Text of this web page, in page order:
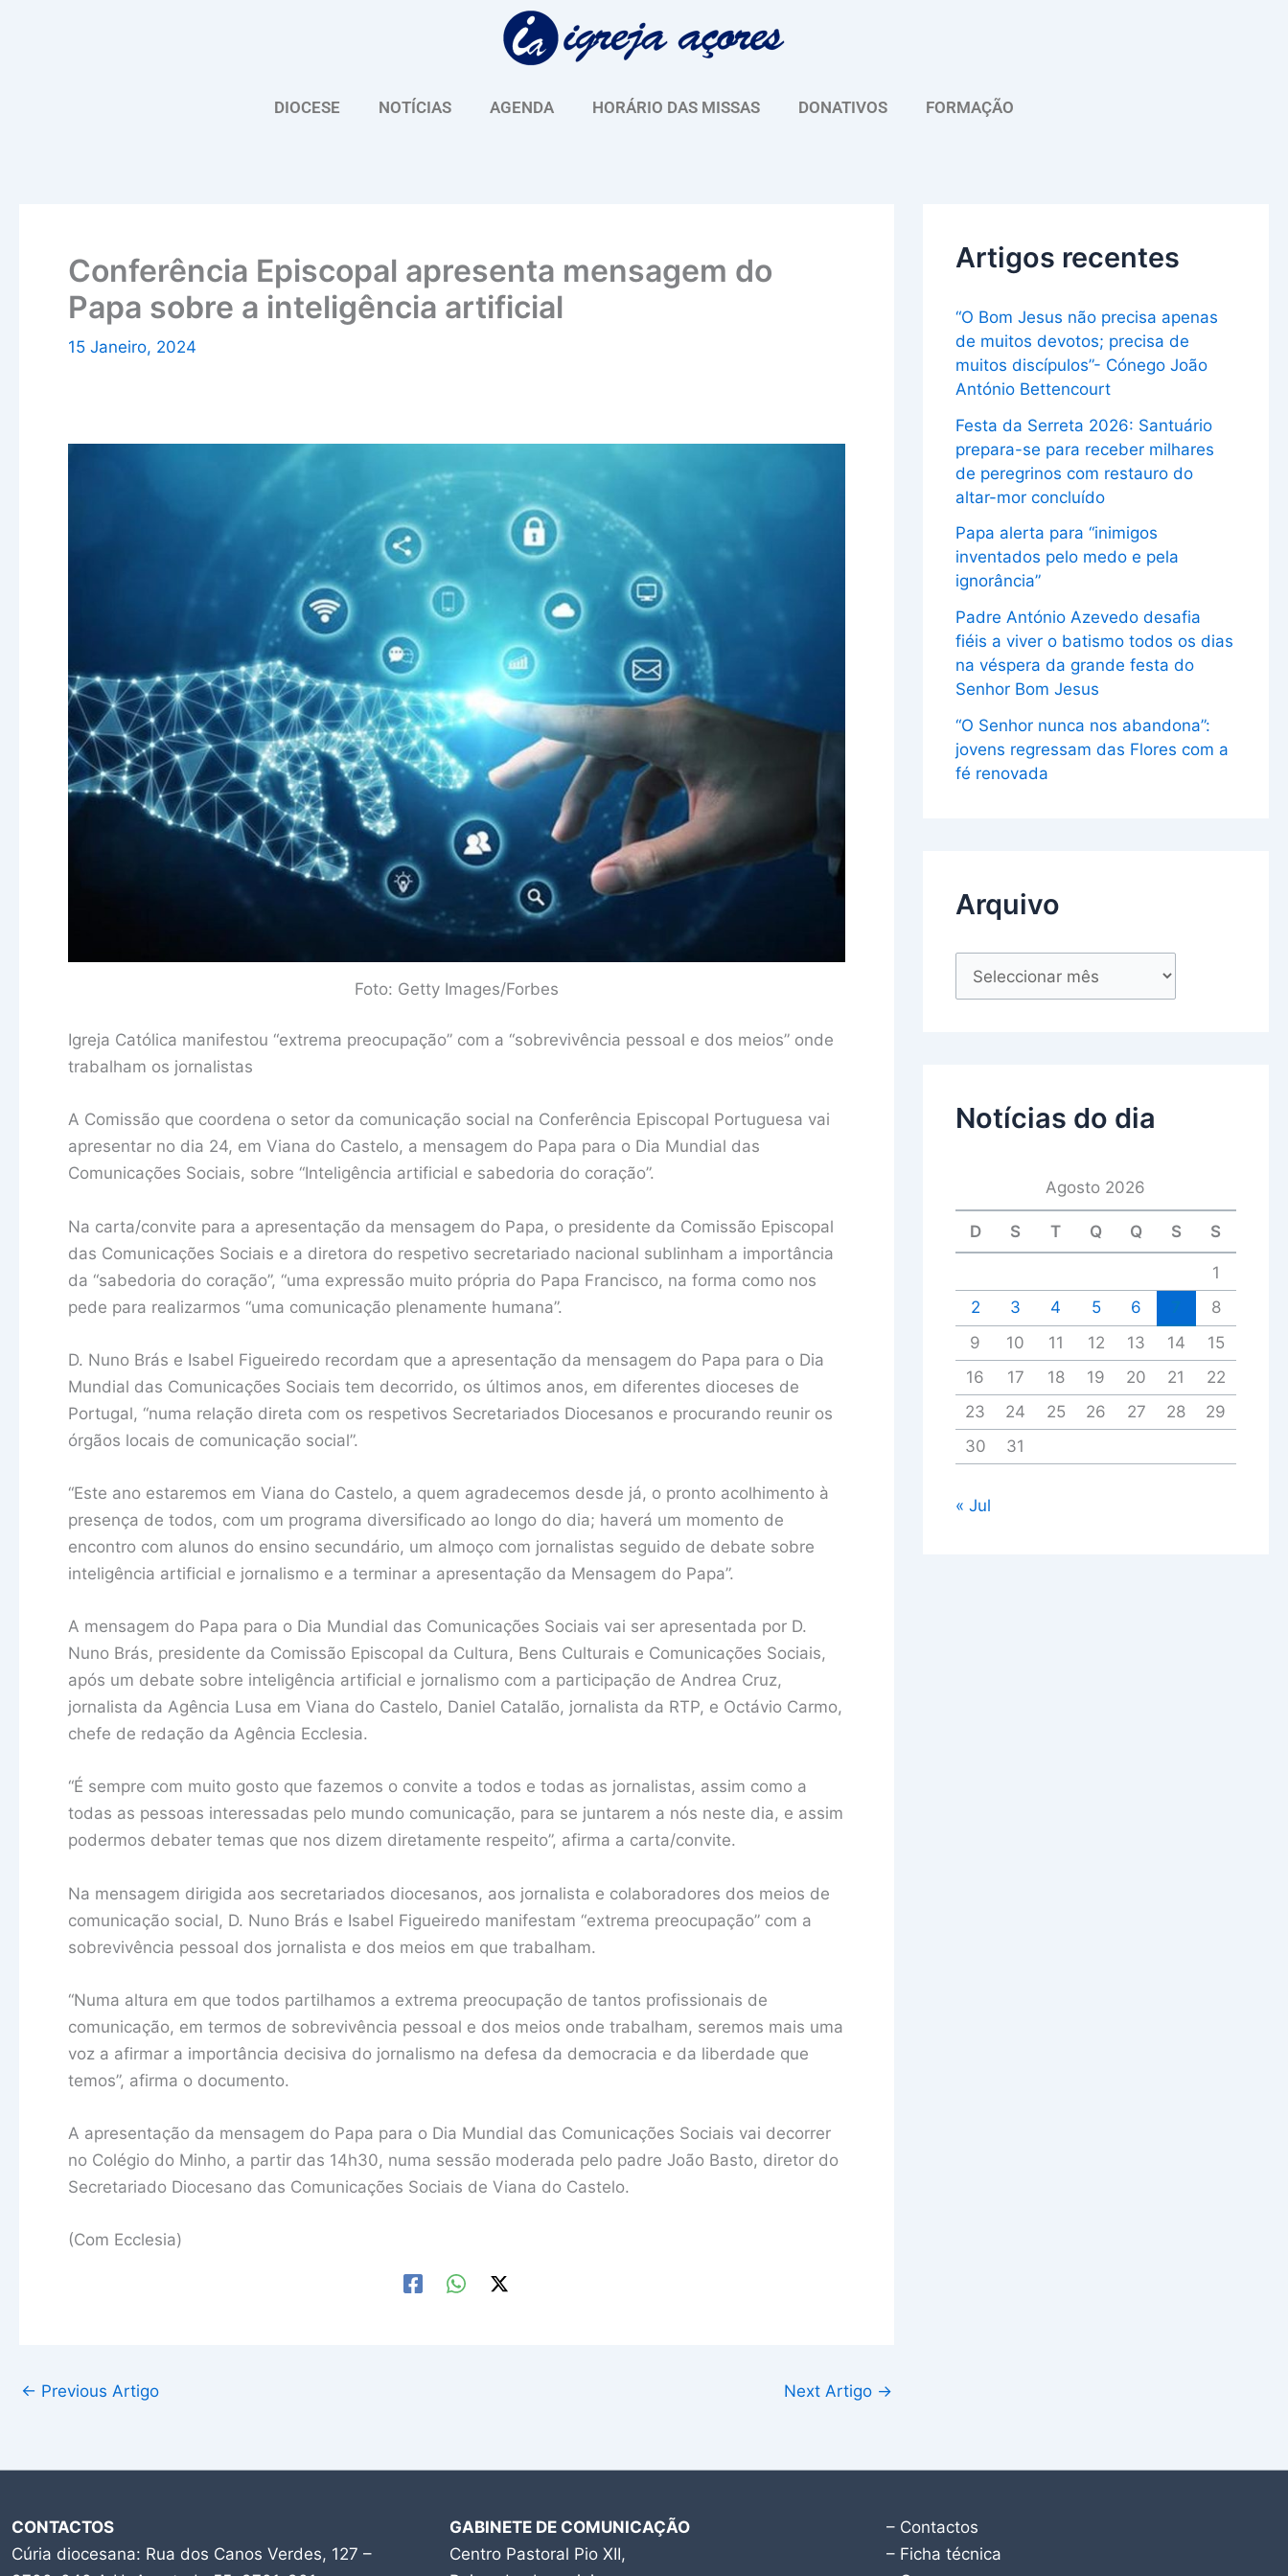
DIOCESE NOTÍCIAS AGENDA HORÁRIO DAS MISSAS DONATIVOS FORMAÇÃO
Conferência Episcopal apresenta mensagem do
Papa sobre a inteligência artificial
15 Janeiro, 2024
Foto: Getty Images/Forbes
Igreja Católica manifestou “extrema preocupação” com a “sobrevivência pessoal e dos meios” onde
trabalham os jornalistas
A Comissão que coordena o setor da comunicação social na Conferência Episcopal Portuguesa vai
apresentar no dia 24, em Viana do Castelo, a mensagem do Papa para o Dia Mundial das
Comunicações Sociais, sobre “Inteligência artificial e sabedoria do coração”.
Na carta/convite para a apresentação da mensagem do Papa, o presidente da Comissão Episcopal
das Comunicações Sociais e a diretora do respetivo secretariado nacional sublinham a importância
da “sabedoria do coração”, “uma expressão muito própria do Papa Francisco, na forma como nos
pede para realizarmos “uma comunicação plenamente humana”.
D. Nuno Brás e Isabel Figueiredo recordam que a apresentação da mensagem do Papa para o Dia
Mundial das Comunicações Sociais tem decorrido, os últimos anos, em diferentes dioceses de
Portugal, “numa relação direta com os respetivos Secretariados Diocesanos e procurando reunir os
órgãos locais de comunicação social”.
“Este ano estaremos em Viana do Castelo, a quem agradecemos desde já, o pronto acolhimento à
presença de todos, com um programa diversificado ao longo do dia; haverá um momento de
encontro com alunos do ensino secundário, um almoço com jornalistas seguido de debate sobre
inteligência artificial e jornalismo e a terminar a apresentação da Mensagem do Papa”.
A mensagem do Papa para o Dia Mundial das Comunicações Sociais vai ser apresentada por D.
Nuno Brás, presidente da Comissão Episcopal da Cultura, Bens Culturais e Comunicações Sociais,
após um debate sobre inteligência artificial e jornalismo com a participação de Andrea Cruz,
jornalista da Agência Lusa em Viana do Castelo, Daniel Catalão, jornalista da RTP, e Octávio Carmo,
chefe de redação da Agência Ecclesia.
“É sempre com muito gosto que fazemos o convite a todos e todas as jornalistas, assim como a
todas as pessoas interessadas pelo mundo comunicação, para se juntarem a nós neste dia, e assim
podermos debater temas que nos dizem diretamente respeito”, afirma a carta/convite.
Na mensagem dirigida aos secretariados diocesanos, aos jornalista e colaboradores dos meios de
comunicação social, D. Nuno Brás e Isabel Figueiredo manifestam “extrema preocupação” com a
sobrevivência pessoal dos jornalista e dos meios em que trabalham.
“Numa altura em que todos partilhamos a extrema preocupação de tantos profissionais de
comunicação, em termos de sobrevivência pessoal e dos meios onde trabalham, seremos mais uma
voz a afirmar a importância decisiva do jornalismo na defesa da democracia e da liberdade que
temos”, afirma o documento.
A apresentação da mensagem do Papa para o Dia Mundial das Comunicações Sociais vai decorrer
no Colégio do Minho, a partir das 14h30, numa sessão moderada pelo padre João Basto, diretor do
Secretariado Diocesano das Comunicações Sociais de Viana do Castelo.
(Com Ecclesia)
← Previous Artigo Next Artigo →
Artigos recentes
“O Bom Jesus não precisa apenas
de muitos devotos; precisa de
muitos discípulos”- Cónego João
António Bettencourt
Festa da Serreta 2026: Santuário
prepara-se para receber milhares
de peregrinos com restauro do
altar-mor concluído
Papa alerta para “inimigos
inventados pelo medo e pela
ignorância”
Padre António Azevedo desafia
fiéis a viver o batismo todos os dias
na véspera da grande festa do
Senhor Bom Jesus
“O Senhor nunca nos abandona”:
jovens regressam das Flores com a
fé renovada
Arquivo
u
Notícias do dia
Agosto 2026
D S T Q Q S S
1
2
3 4 5 6
8
9
10 11 12 13 14
15
16
17 18 19 20 21
22
23
24 25 26 27 28
29
30
31
« Jul
CONTACTOS
Cúria diocesana: Rua dos Canos Verdes, 127 –
GABINETE DE COMUNICAÇÃO
Centro Pastoral Pio XII,
– Contactos
– Ficha técnica